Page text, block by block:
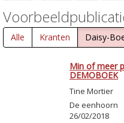
Alle Kranten Daisy-
Min of meer
DEMOBOEK
Tine Mortier
De eenhoorn
26/02/2018